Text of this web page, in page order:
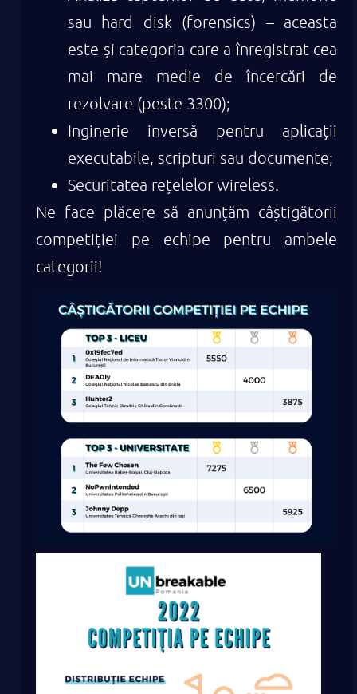
sau hard disk (forensics) – aceasta
este și categoria care a înregistrat cea
mai mare medie de încercări de
rezolvare (peste 3300);
Inginerie inversă pentru aplicații
executabile, scripturi sau documente;
Securitatea rețelelor wireless.
Ne face plăcere să anunțăm câștigătorii
competiției pe echipe pentru ambele
categorii!